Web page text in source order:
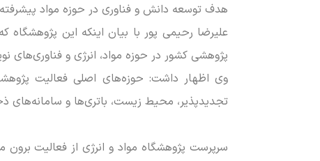
هدف توسعه دانش و فناوری در حوزه مواد پیشرفته
علیرضا رحیمی پور با بیان اینکه این
پژوهشی کشور در حوزه مواد، انرژی و فناوری‌های
وی اظهار داشت: حوزه‌های اصلی فعالیت
تجدیدپذیر، محیط زیست، باتری‌ها و سامانه‌های
سرپرست پژوهشگاه مواد و انرژی از فعالیت برون